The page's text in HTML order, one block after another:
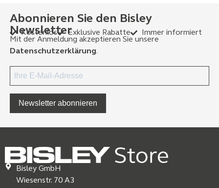
Abonnieren Sie den Bisley
Newsletter
Kostenlos Exklusive Rabatte
Immer informiert
Mit der Anmeldung akzeptieren Sie unsere
Datenschutzerklärung.
Newsletter abonnieren
Bisley GmbH
Wiesenstr. 70 A3